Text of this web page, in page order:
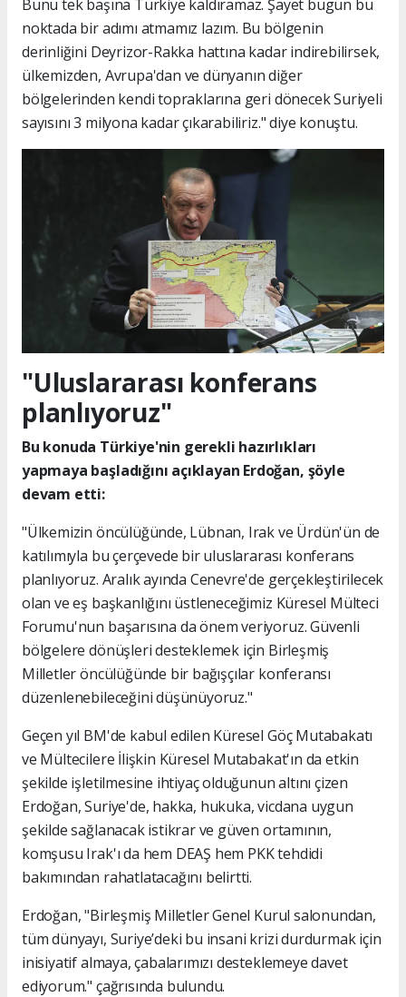
Bunu tek başına Türkiye kaldıramaz. Şayet bugün bu
noktada bir adımı atmamız lazım. Bu bölgenin
derinliğini Deyrizor-Rakka hattına kadar indirebilirsek,
ülkemizden, Avrupa'dan ve dünyanın diğer
bölgelerinden kendi topraklarına geri dönecek Suriyeli
sayısını 3 milyona kadar çıkarabiliriz." diye konuştu.
"Uluslararası konferans
planlıyoruz"
Bu konuda Türkiye'nin gerekli hazırlıkları
yapmaya başladığını açıklayan Erdoğan, şöyle
devam etti:
"Ülkemizin öncülüğünde, Lübnan, Irak ve Ürdün'ün de
katılımıyla bu çerçevede bir uluslararası konferans
planlıyoruz. Aralık ayında Cenevre'de gerçekleştirilecek
olan ve eş başkanlığını üstleneceğimiz Küresel Mülteci
Forumu'nun başarısına da önem veriyoruz. Güvenli
bölgelere dönüşleri desteklemek için Birleşmiş
Milletler öncülüğünde bir bağışçılar konferansı
düzenlenebileceğini düşünüyoruz."
Geçen yıl BM'de kabul edilen Küresel Göç Mutabakatı
ve Mültecilere İlişkin Küresel Mutabakat'ın da etkin
şekilde işletilmesine ihtiyaç olduğunun altını çizen
Erdoğan, Suriye'de, hakka, hukuka, vicdana uygun
şekilde sağlanacak istikrar ve güven ortamının,
komşusu Irak'ı da hem DEAŞ hem PKK tehdidi
bakımından rahatlatacağını belirtti.
Erdoğan, "Birleşmiş Milletler Genel Kurul salonundan,
tüm dünyayı, Suriye’deki bu insani krizi durdurmak için
inisiyatif almaya, çabalarımızı desteklemeye davet
ediyorum." çağrısında bulundu.